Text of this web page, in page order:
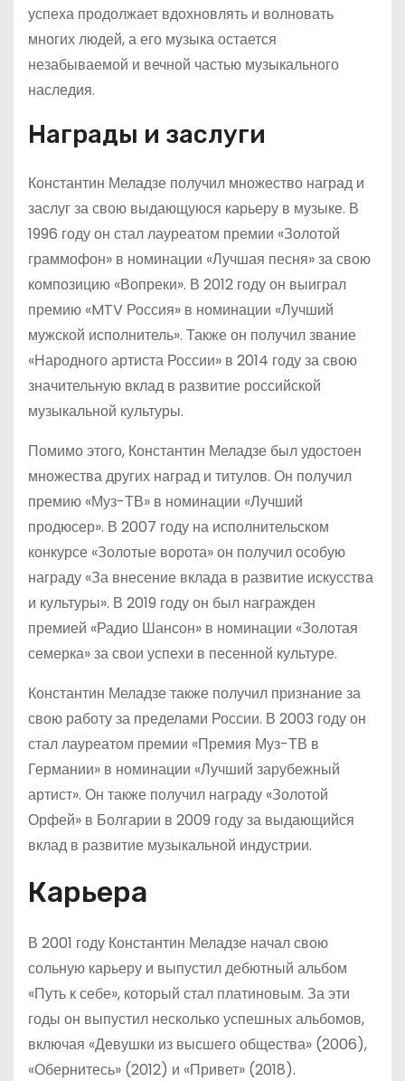
успеха продолжает вдохновлять и волновать
многих людей, а его музыка остается
незабываемой и вечной частью музыкального
наследия.
Награды и заслуги
Константин Меладзе получил множество наград и
заслуг за свою выдающуюся карьеру в музыке. В
1996 году он стал лауреатом премии «Золотой
граммофон» в номинации «Лучшая песня» за свою
композицию «Вопреки». В 2012 году он выиграл
премию «MTV Россия» в номинации «Лучший
мужской исполнитель». Также он получил звание
«Народного артиста России» в 2014 году за свою
значительную вклад в развитие российской
музыкальной культуры.
Помимо этого, Константин Меладзе был удостоен
множества других наград и титулов. Он получил
премию «Муз-ТВ» в номинации «Лучший
продюсер». В 2007 году на исполнительском
конкурсе «Золотые ворота» он получил особую
награду «За внесение вклада в развитие искусства
и культуры». В 2019 году он был награжден
премией «Радио Шансон» в номинации «Золотая
семерка» за свои успехи в песенной культуре.
Константин Меладзе также получил признание за
свою работу за пределами России. В 2003 году он
стал лауреатом премии «Премия Муз-ТВ в
Германии» в номинации «Лучший зарубежный
артист». Он также получил награду «Золотой
Орфей» в Болгарии в 2009 году за выдающийся
вклад в развитие музыкальной индустрии.
Карьера
В 2001 году Константин Меладзе начал свою
сольную карьеру и выпустил дебютный альбом
«Путь к себе», который стал платиновым. За эти
годы он выпустил несколько успешных альбомов,
включая «Девушки из высшего общества» (2006),
«Обернитесь» (2012) и «Привет» (2018).